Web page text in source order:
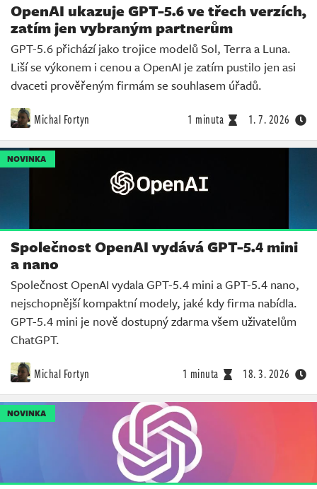
OpenAI ukazuje GPT-5.6 ve třech verzích,
zatím jen vybraným partnerům
GPT-5.6 přichází jako trojice modelů Sol, Terra a Luna.
Liší se výkonem i cenou a OpenAI je zatím pustilo jen asi
dvaceti prověřeným firmám se souhlasem úřadů.
Michal Fortyn 1 minuta 1. 7. 2026
NOVINKA
Společnost OpenAI vydává GPT-5.4 mini
a nano
Společnost OpenAI vydala GPT-5.4 mini a GPT-5.4 nano,
nejschopnější kompaktní modely, jaké kdy firma nabídla.
GPT-5.4 mini je nově dostupný zdarma všem uživatelům
ChatGPT.
Michal Fortyn 1 minuta 18. 3. 2026
NOVINKA